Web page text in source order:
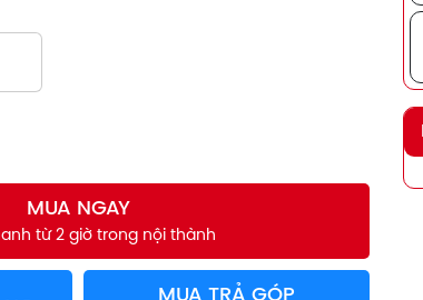
MUA NGAY
từ 2 giờ trong nội thành